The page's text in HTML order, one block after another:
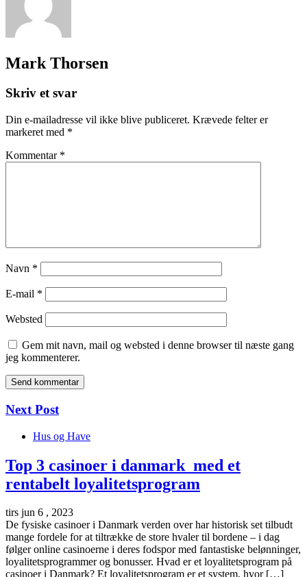
Mark Thorsen
Skriv et svar
Din e-mailadresse vil ikke blive publiceret. Krævede felter er
markeret med *
Kommentar *
Navn *
E-mail *
Websted
Gem mit navn, mail og websted i denne browser til næste gang
jeg kommenterer.
Next Post
Hus og Have
Top 3 casinoer i danmark med et
rentabelt loyalitetsprogram
tirs jun 6 , 2023
De fysiske casinoer i Danmark verden over har historisk set tilbudt
mange fordele for at tiltrække de store hvaler til bordene – i dag
følger online casinoerne i deres fodspor med fantastiske belønninger,
loyalitetsprogrammer og bonusser. Hvad er et loyalitetsprogram på
casinoer i Danmark? Et loyalitetsprogram er et system, hvor […]